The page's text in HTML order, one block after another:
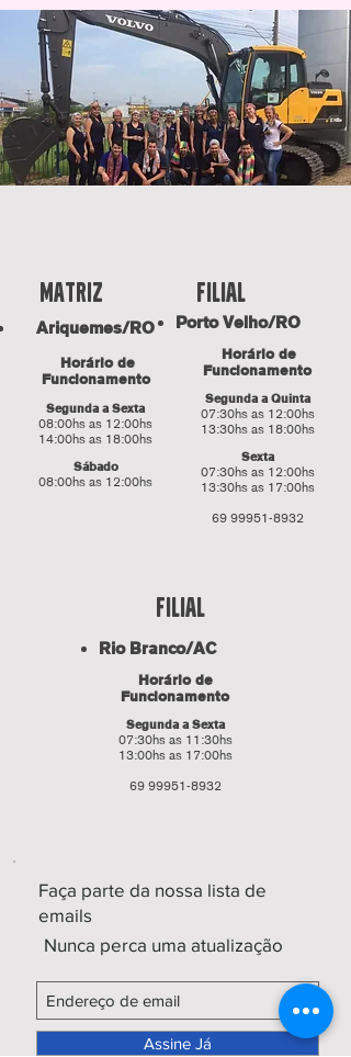
Matriz
Ariquemes/RO
Horário de
Funcionamento
Segunda a Sexta
08:00hs as 12:00hs
14:00hs as 18:00hs
Sábado
08:00hs as 12:00hs
fILIAL
Porto Velho/RO
Horário de
Funcionamento
Segunda a Quinta
07:30hs as 12:00hs
13:30hs as 18:00hs
Sexta
07:30hs as 12:00hs
13:30hs as 17:00hs
69 99951-8932
fILIAL
Rio Branco/AC
Horário de
Funcionamento
Segunda a Sexta
07:30hs as 11:30hs
13:00hs as 17:00hs
69 99951-8932
Faça parte da nossa lista de
emails
Nunca perca uma atualização
Assine Já